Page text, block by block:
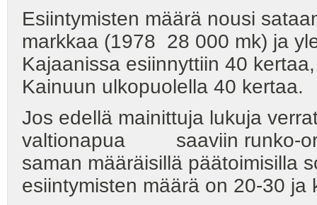
Esiintymisten määrä nousi
markkaa (1978 28 000 mk) ja
Kajaanissa esiinnyttiin 40
Kainuun ulkopuolella 40
Jos edellä mainittuja lukuja
valtionapua saaviin runko-
saman määräisillä päätoimisilla
esiintymisten määrä on 20-30